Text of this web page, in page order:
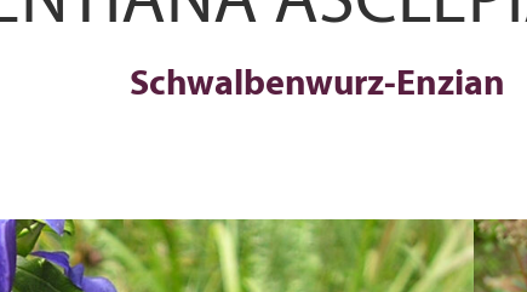
Schwalbenwurz-Enzian